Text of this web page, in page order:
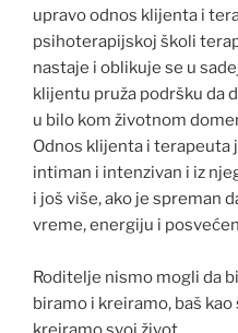
upravo odnos klijenta i
psihoterapijskoj školi
nastaje i oblikuje se u
klijentu pruža podršku da
u bilo kom životnom
Odnos klijenta i terapeuta
intiman i intenzivan i iz
i još više, ako je spreman
vreme, energiju i
Roditelje nismo mogli da
biramo i kreiramo, baš